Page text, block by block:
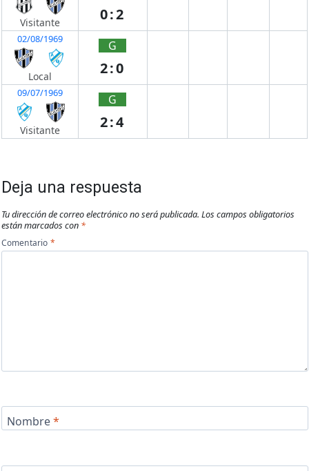
Visitante 0:2
02/08/1969
Local
G
2:0
09/07/1969
Visitante
G
2:4
Deja una respuesta
Tu dirección de correo electrónico no será publicada. Los campos obligatorios
están marcados con *
Comentario *
Nombre*